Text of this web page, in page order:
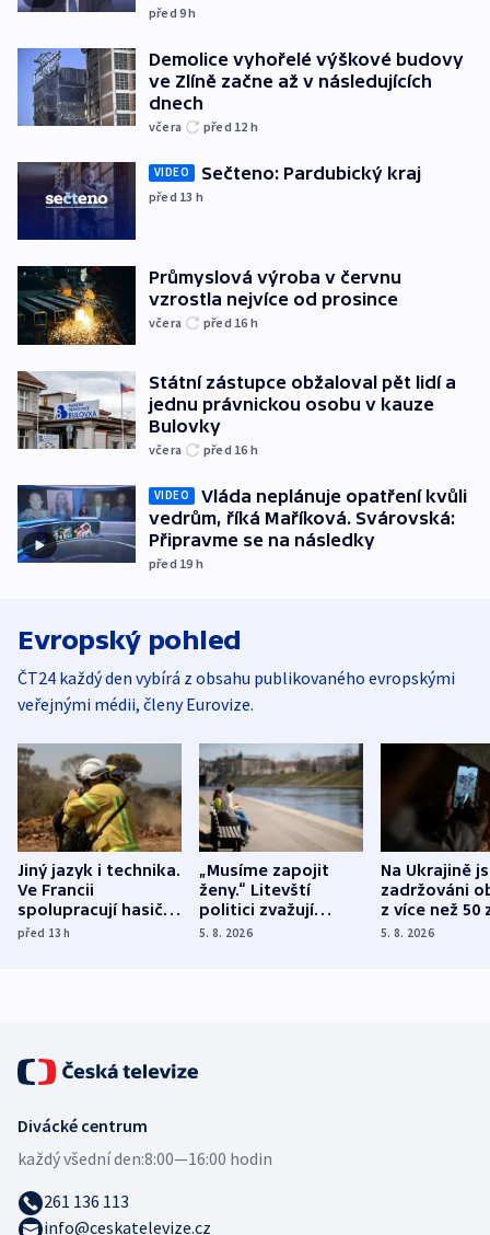
před 9h
Demolice vyhořelé výškové budovy
ve Zlíně začne až v následujících
dnech
včera před 12 h
VIDEO Sečteno: Pardubický kraj
před 13 h
Průmyslová výroba v červnu
vzrostla nejvíce od prosince
včera před 16 h
Státní zástupce obžaloval pět lidí a
jednu právnickou osobu v kauze
Bulovky
včera před 16 h
VIDEO
Vláda neplánuje opatření kvůli
vedrům, říká Maříková. Svárovská:
Připravme se na následky
před 19 h
Evropský pohled
ČT24 každý den vybírá z obsahu publikovaného evropskými
veřejnými médii, členy Eurovize.
Jiný jazyk i technika.
Ve Francii
spolupracují hasiči z
různých zemí
před 13h
„Musíme zapojit
ženy.“ Litevští
politici zvažují
dohodu o
5. 8. 2026
Na Ukrajině
zadržováni
z více než 50
Bojovali na
5. 8. 2026
Divácké centrum
každý všední den:8:00—16:00 hodin
261 136 113
info@ceskatelevize.cz